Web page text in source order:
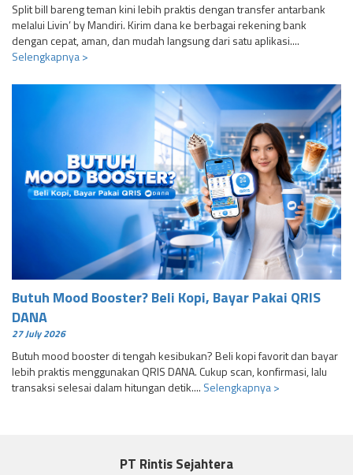
Split bill bareng teman kini lebih praktis dengan transfer antarbank
melalui Livin’ by Mandiri. Kirim dana ke berbagai rekening bank
dengan cepat, aman, dan mudah langsung dari satu aplikasi....
Selengkapnya >
Butuh Mood Booster? Beli Kopi, Bayar Pakai QRIS
DANA
27 July 2026
Butuh mood booster di tengah kesibukan? Beli kopi favorit dan bayar
lebih praktis menggunakan QRIS DANA. Cukup scan, konfirmasi, lalu
transaksi selesai dalam hitungan detik.... Selengkapnya >
PT Rintis Sejahtera